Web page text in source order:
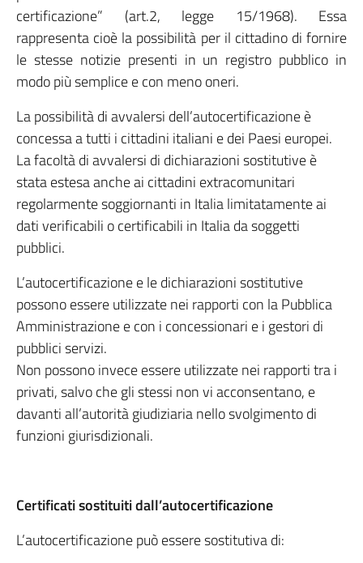
certificazione” (art.2, legge 15/1968). Essa
rappresenta cioè la possibilità per il cittadino di fornire
le stesse notizie presenti in un registro pubblico in
modo più semplice e con meno oneri.
La possibilità di avvalersi dell’autocertificazione è
concessa a tutti i cittadini italiani e dei Paesi europei.
La facoltà di avvalersi di dichiarazioni sostitutive è
stata estesa anche ai cittadini extracomunitari
regolarmente soggiornanti in Italia limitatamente ai
dati verificabili o certificabili in Italia da soggetti
pubblici.
L’autocertificazione e le dichiarazioni sostitutive
possono essere utilizzate nei rapporti con la Pubblica
Amministrazione e con i concessionari e i gestori di
pubblici servizi.
Non possono invece essere utilizzate nei rapporti tra i
privati, salvo che gli stessi non vi acconsentano, e
davanti all’autorità giudiziaria nello svolgimento di
funzioni giurisdizionali.
Certificati sostituiti dall’autocertificazione
L’autocertificazione può essere sostitutiva di: